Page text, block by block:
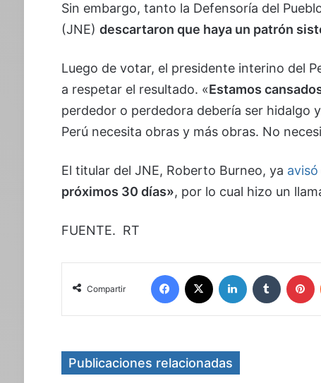
Sin embargo, tanto la Defensoría del
(JNE) descartaron que haya un patrón
Luego de votar, el presidente interino del
a respetar el resultado. «Estamos
perdedor o perdedora debería ser hidalgo
Perú necesita obras y más obras. No
El titular del JNE, Roberto Burneo, ya avisó
próximos 30 días», por lo cual hizo un
FUENTE. RT
Compartir
Facebook LinkedIn Tumblr
Publicaciones relacionadas